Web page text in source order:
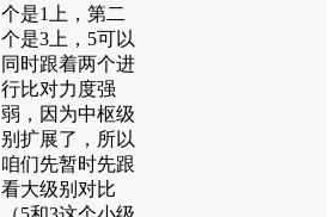
个是1上，第二
个是3上，5可以
同时跟着两个进
行比对力度强
弱，因为中枢级
别扩展了，所以
咱们先暂时先跟
看大级别对比